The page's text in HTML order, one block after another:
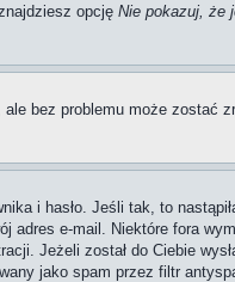
opcję Nie pokazuj, że
bez problemu może
i hasło. Jeśli tak, to
adres e-mail. Niektóre fora
Jeżeli został do Ciebie
jako spam przez filtr